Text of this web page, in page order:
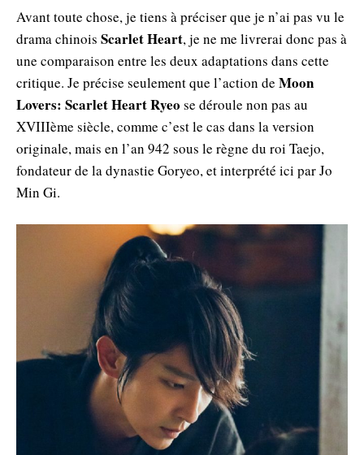
Avant toute chose, je tiens à préciser que je n’ai pas vu le
drama chinois Scarlet Heart, je ne me livrerai donc pas à
une comparaison entre les deux adaptations dans cette
critique. Je précise seulement que l’action de Moon
Lovers: Scarlet Heart Ryeo se déroule non pas au
XVIIIème siècle, comme c’est le cas dans la version
originale, mais en l’an 942 sous le règne du roi Taejo,
fondateur de la dynastie Goryeo, et interprété ici par Jo
Min Gi.